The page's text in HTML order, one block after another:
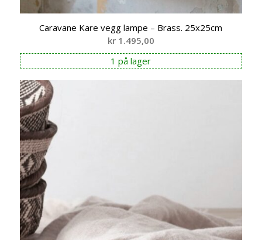
Caravane Kare vegg lampe – Brass. 25x25cm
kr1.495,00
1 på lager